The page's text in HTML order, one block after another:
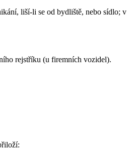
liší-li se od bydliště, nebo sídlo; v
rejstříku (u firemních vozidel).